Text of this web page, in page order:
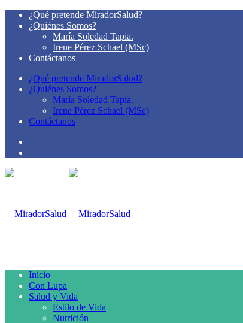
¿Qué pretende MiradorSalud?
¿Quiénes Somos?
María Soledad Tapia.
Irene Pérez Schael (MSc)
Contáctanos
¿Qué pretende MiradorSalud?
¿Quiénes Somos?
María Soledad Tapia.
Irene Pérez Schael (MSc)
Contáctanos
Inicio
Con Lupa
Salud y Vida
Estilo de Vida
Nutrición